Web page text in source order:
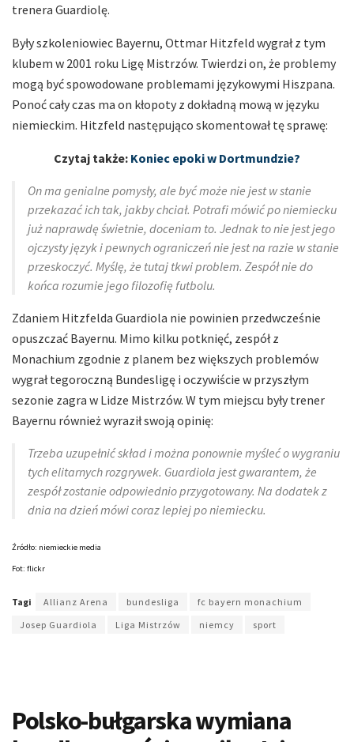
trenera Guardiolę.
Były szkoleniowiec Bayernu, Ottmar Hitzfeld wygrał z tym
klubem w 2001 roku Ligę Mistrzów. Twierdzi on, że problemy
mogą być spowodowane problemami językowymi Hiszpana.
Ponoć cały czas ma on kłopoty z dokładną mową w języku
niemieckim. Hitzfeld następująco skomentował tę sprawę:
Czytaj także: Koniec epoki w Dortmundzie?
On ma genialne pomysły, ale być może nie jest w stanie
przekazać ich tak, jakby chciał. Potrafi mówić po niemiecku
już naprawdę świetnie, doceniam to. Jednak to nie jest jego
ojczysty język i pewnych ograniczeń nie jest na razie w stanie
przeskoczyć. Myślę, że tutaj tkwi problem. Zespół nie do
końca rozumie jego filozofię futbolu.
Zdaniem Hitzfelda Guardiola nie powinien przedwcześnie
opuszczać Bayernu. Mimo kilku potknięć, zespół z
Monachium zgodnie z planem bez większych problemów
wygrał tegoroczną Bundesligę i oczywiście w przyszłym
sezonie zagra w Lidze Mistrzów. W tym miejscu były trener
Bayernu również wyraził swoją opinię:
Trzeba uzupełnić skład i można ponownie myśleć o wygraniu
tych elitarnych rozgrywek. Guardiola jest gwarantem, że
zespół zostanie odpowiednio przygotowany. Na dodatek z
dnia na dzień mówi coraz lepiej po niemiecku.
Źródło: niemieckie media
Fot: flickr
Tagi Allianz Arena bundesliga
fc bayern monachium
Josep Guardiola
Liga Mistrzów niemcy sport
Polsko-bułgarska wymiana